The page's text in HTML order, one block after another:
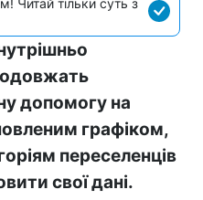
допомогу на
графіком,
переселенців
свої дані.